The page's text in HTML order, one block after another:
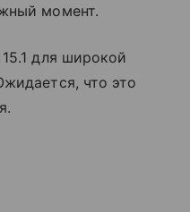
момент.
для широкой
что это